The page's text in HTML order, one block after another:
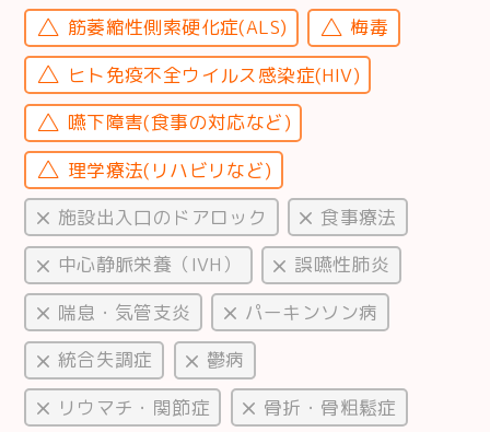
筋萎縮性側索硬化症(ALS)
梅毒
ヒト免疫不全ウイルス感染症(HIV)
嚥下障害(食事の対応など)
理学療法(リハビリなど)
施設出入口のドアロック
食事療法
中心静脈栄養（IVH）
誤嚥性肺炎
喘息・気管支炎
パーキンソン病
統合失調症
鬱病
リウマチ・関節症
骨折・骨粗鬆症